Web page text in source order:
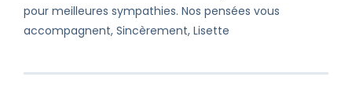
pour meilleures sympathies. Nos pensées vous
accompagnent, Sincèrement, Lisette